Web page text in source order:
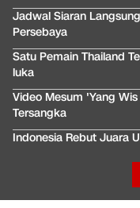
Jadwal Siaran
Persebaya
Satu Pemain Thailand
luka
Video Mesum 'Yang
Tersangka
Indonesia Rebut Juara